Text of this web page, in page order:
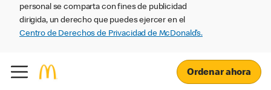
personal se comparta con fines de publicidad
dirigida, un derecho que puedes ejercer en el
Centro de Derechos de Privacidad de McDonald’s.
Ordenar ahora